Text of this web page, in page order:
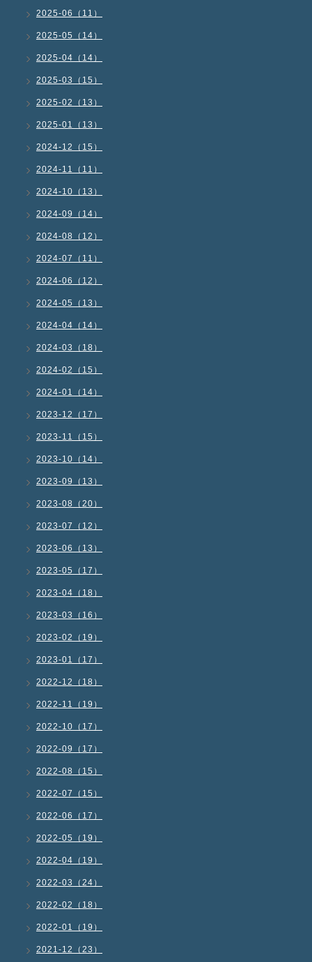
2025-06（11）
2025-05（14）
2025-04（14）
2025-03（15）
2025-02（13）
2025-01（13）
2024-12（15）
2024-11（11）
2024-10（13）
2024-09（14）
2024-08（12）
2024-07（11）
2024-06（12）
2024-05（13）
2024-04（14）
2024-03（18）
2024-02（15）
2024-01（14）
2023-12（17）
2023-11（15）
2023-10（14）
2023-09（13）
2023-08（20）
2023-07（12）
2023-06（13）
2023-05（17）
2023-04（18）
2023-03（16）
2023-02（19）
2023-01（17）
2022-12（18）
2022-11（19）
2022-10（17）
2022-09（17）
2022-08（15）
2022-07（15）
2022-06（17）
2022-05（19）
2022-04（19）
2022-03（24）
2022-02（18）
2022-01（19）
2021-12（23）